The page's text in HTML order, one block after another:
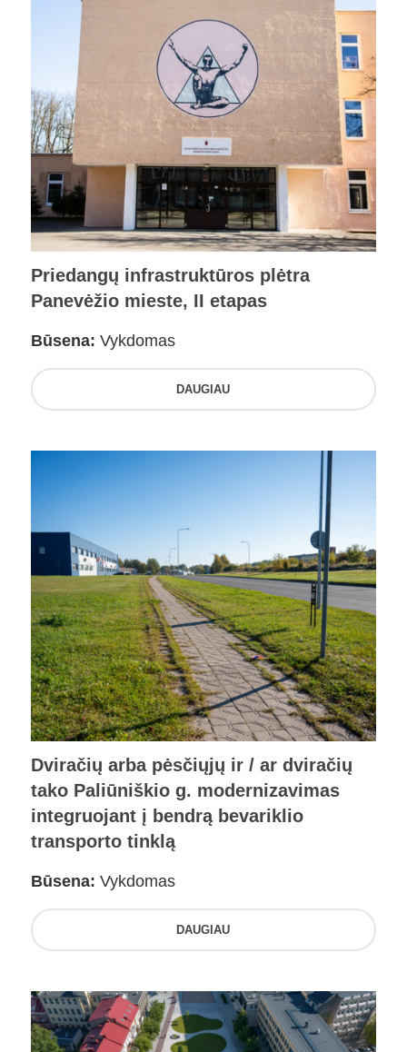
Priedangų infrastruktūros plėtra
Panevėžio mieste, II etapas
Būsena: Vykdomas
DAUGIAU
Dviračių arba pėsčiųjų ir / ar dviračių
tako Paliūniškio g. modernizavimas
integruojant į bendrą bevariklio
transporto tinklą
Būsena: Vykdomas
DAUGIAU